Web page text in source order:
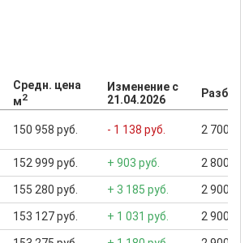
Средн. цена
м2
Изменение с
21.04.2026
150 958 руб. - 1 138 руб. 2 700
152 999 руб. + 903 руб. 2 800
155 280 руб. + 3 185 руб. 2 900
153 127 руб. + 1 031 руб. 2 900